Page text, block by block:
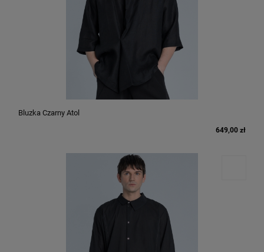
Bluzka Czarny Atol
649,00 zł